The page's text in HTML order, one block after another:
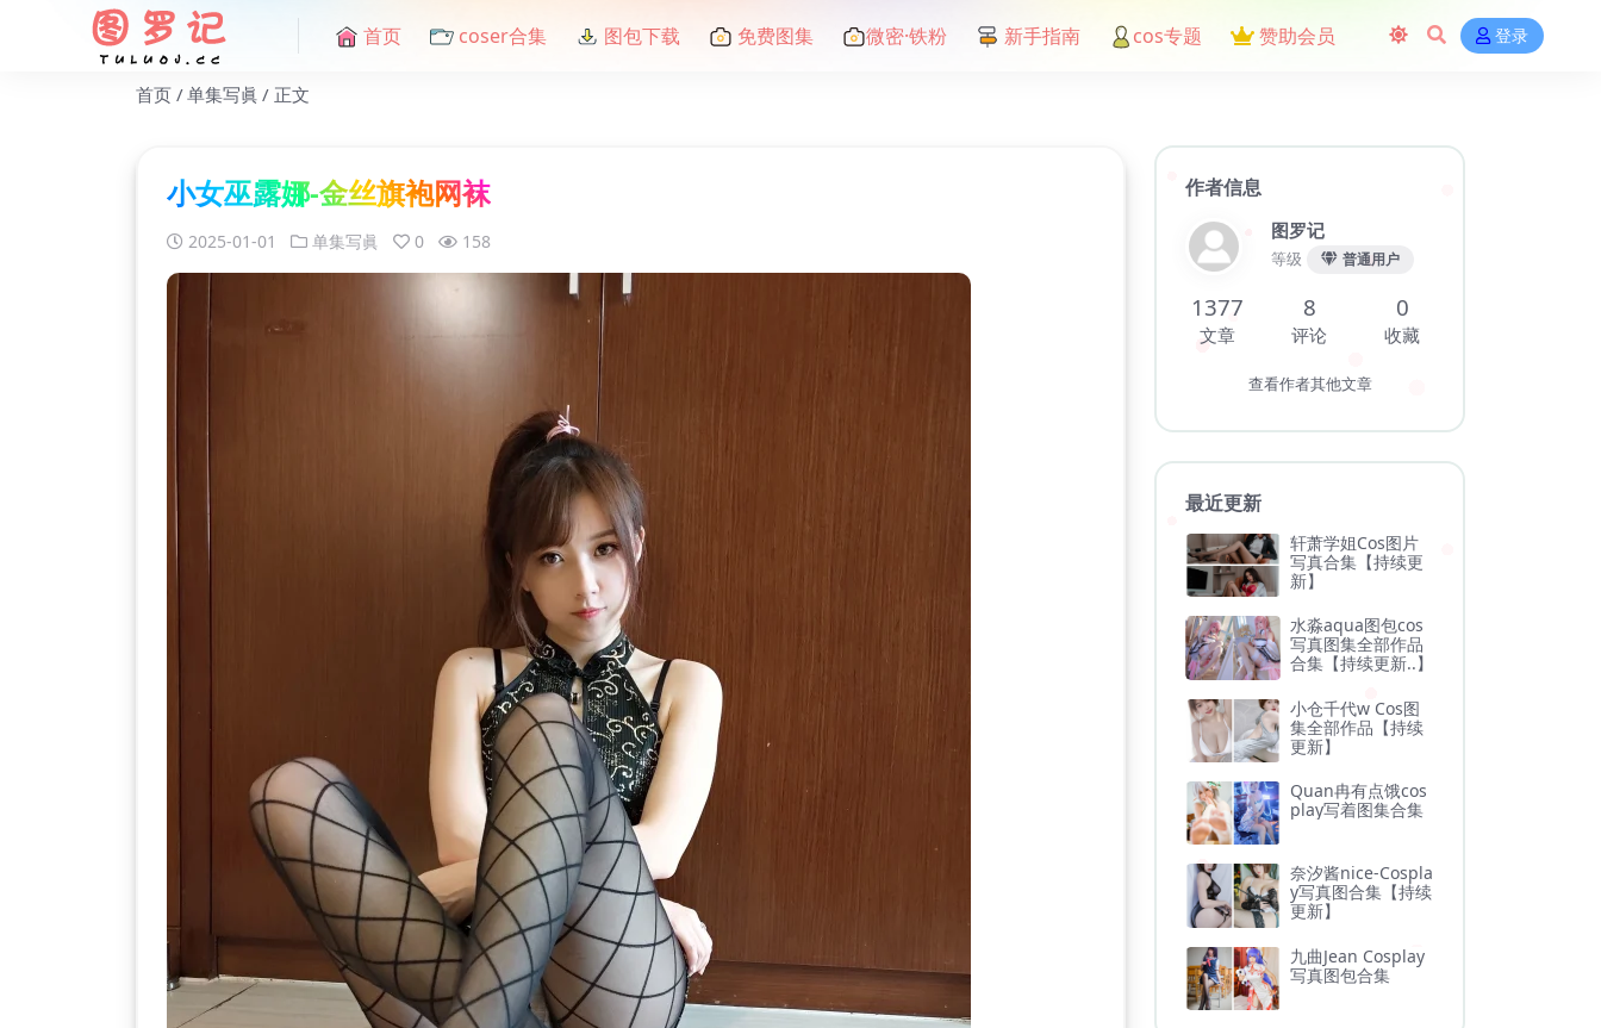
首页 coser合集 图包下载 免费图集 微密·铁粉 新手指南 cos专题 赞助会员 登录
首页 单集写眞 正文
小女巫露娜-金丝旗袍网袜
2025-01-01 单集写眞 0 158
作者信息
图罗记
等级 普通用户
1377
文章
8
评论
0
收藏
查看作者其他文章
最近更新
轩萧学姐Cos图片
写真合集【持续更
新】
水淼aqua图包cos
写真图集全部作品
合集【持续更新..】
小仓千代w Cos图
集全部作品【持续
更新】
Quan冉有点饿cos
play写着图集合集
奈汐酱nice-Cospla
y写真图合集【持续
更新】
九曲Jean Cosplay
写真图包合集